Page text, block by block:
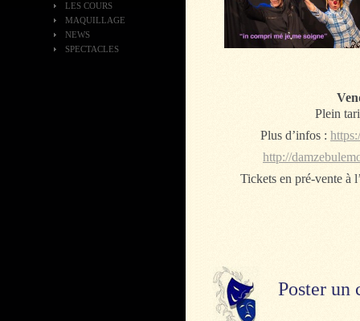
LES COURS
MAQUILLAGE
NEWS
SPECTACLES
Plein
Plus d’infos :
http://
Tickets en pré-vente à
Poster un